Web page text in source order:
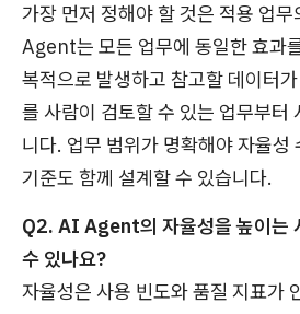
가장 먼저 정해야 할 것은 적용 업
Agent는 모든 업무에 동일한 효과
복적으로 발생하고 참고할 데이터
를 사람이 검토할 수 있는 업무부터
니다. 업무 범위가 명확해야 자율성
기준도 함께 설계할 수 있습니다.
Q2. AI Agent의 자율성을 높이는
수 있나요?
자율성은 사용 빈도와 품질 지표가